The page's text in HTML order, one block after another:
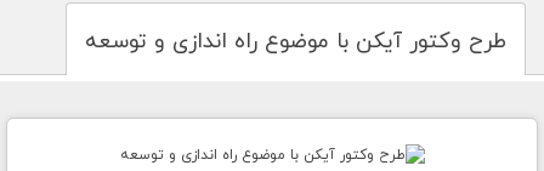
طرح وکتور آیکن با موضوع راه اندازی و توسعه